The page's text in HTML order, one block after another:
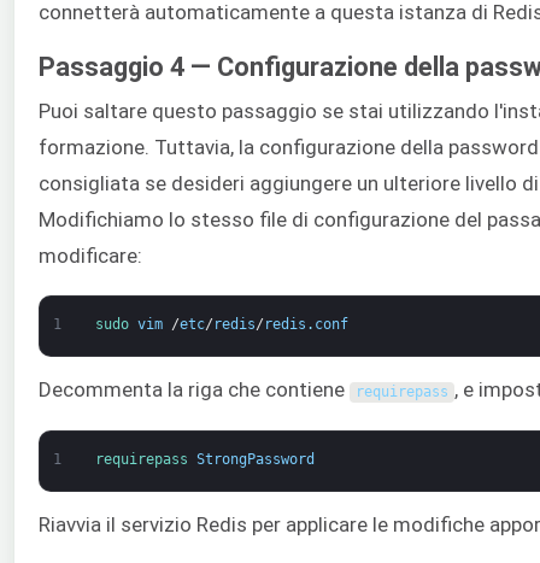
connetterà automaticamente a questa istanza di
Passaggio 4 — Configurazione della
Puoi saltare questo passaggio se stai utilizzando
formazione. Tuttavia, la configurazione della
consigliata se desideri aggiungere un ulteriore livello
Modifichiamo lo stesso file di configurazione del
modificare:
1 sudo vim /etc/ redis/ redis . conf
Decommenta la riga che contiene requirepass , e
1 requirepass StrongPassword
Riavvia il servizio Redis per applicare le modifiche